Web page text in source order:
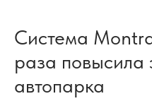
Система
раза повысила
автопарка